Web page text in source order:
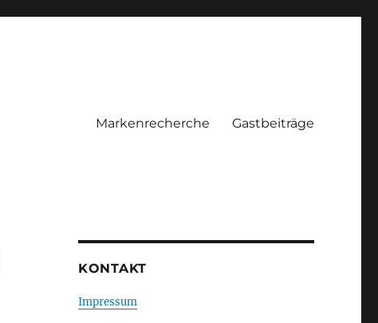
Markenrecherche Gastbeiträge
KONTAKT
Impressum